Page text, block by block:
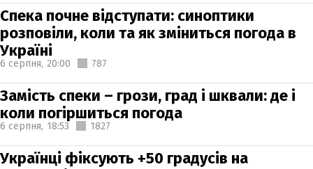
Спека почне відступати: синоптики
розповіли, коли та як зміниться погода в
Україні
6 серпня, 20:00 787
Замість спеки – грози, град і шквали: де і
коли погіршиться погода
6 серпня, 18:53 1827
Українці фіксують +50 градусів на